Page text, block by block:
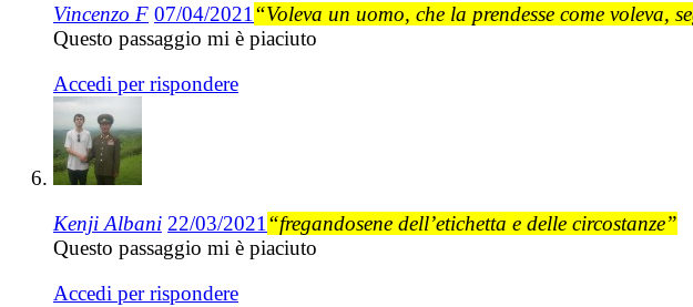
Vincenzo F 07/04/2021“Voleva un uomo, che la prendesse come voleva,
Questo passaggio mi è piaciuto
Accedi per rispondere
Kenji Albani 22/03/2021“fregandosene dell’etichetta e delle circostanze”
Questo passaggio mi è piaciuto
Accedi per rispondere